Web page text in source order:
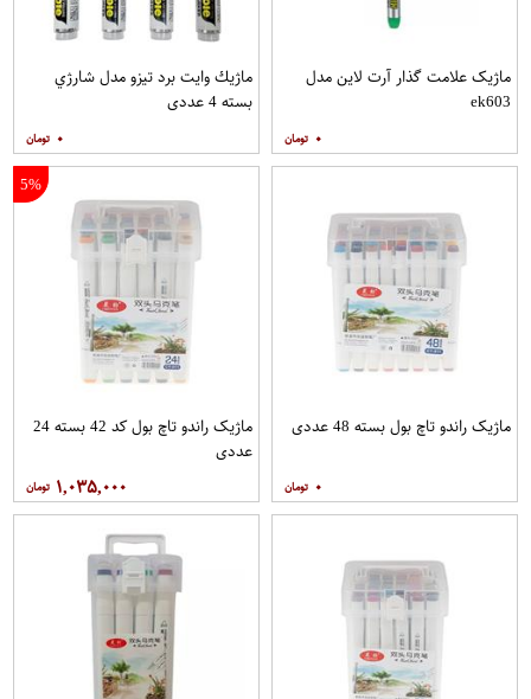
ماژیک علامت گذار آرت لاین مدل
ek603
۰
ماژيك وايت برد تیزو مدل شارژي
بسته 4 عددي
۰
ماژیک راندو تاچ بول بسته 48 عددی
۰
5%
ماژیک راندو تاچ بول کد 42 بسته 24
عددی
۱,۰۳۵,۰۰۰